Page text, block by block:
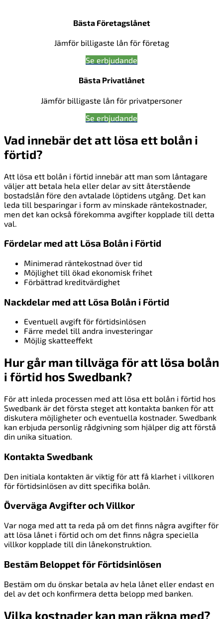
Bästa Företagslånet
Jämför billigaste lån för företag
Se erbjudande
Bästa Privatlånet
Jämför billigaste lån för privatpersoner
Se erbjudande
Vad innebär det att lösa ett bolån i
förtid?
Att lösa ett bolån i förtid innebär att man som låntagare
väljer att betala hela eller delar av sitt återstående
bostadslån före den avtalade löptidens utgång. Det kan
leda till besparingar i form av minskade räntekostnader,
men det kan också förekomma avgifter kopplade till detta
val.
Fördelar med att Lösa Bolån i Förtid
Minimerad räntekostnad över tid
Möjlighet till ökad ekonomisk frihet
Förbättrad kreditvärdighet
Nackdelar med att Lösa Bolån i Förtid
Eventuell avgift för förtidsinlösen
Färre medel till andra investeringar
Möjlig skatteeffekt
Hur går man tillväga för att lösa bolån
i förtid hos Swedbank?
För att inleda processen med att lösa ett bolån i förtid hos
Swedbank är det första steget att kontakta banken för att
diskutera möjligheter och eventuella kostnader. Swedbank
kan erbjuda personlig rådgivning som hjälper dig att förstå
din unika situation.
Kontakta Swedbank
Den initiala kontakten är viktig för att få klarhet i villkoren
för förtidsinlösen av ditt specifika bolån.
Överväga Avgifter och Villkor
Var noga med att ta reda på om det finns några avgifter för
att lösa lånet i förtid och om det finns några speciella
villkor kopplade till din lånekonstruktion.
Bestäm Beloppet för Förtidsinlösen
Bestäm om du önskar betala av hela lånet eller endast en
del av det och konfirmera detta belopp med banken.
Vilka kostnader kan man räkna med?